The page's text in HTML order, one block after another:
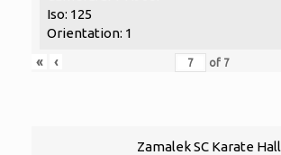
Iso: 125
Orientation: 1
«
‹ of 7
Zamalek SC Karate Hall